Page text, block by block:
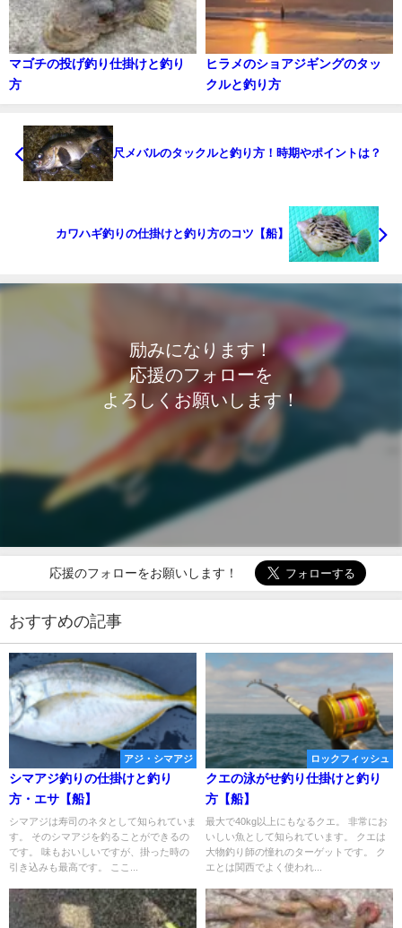
マゴチの投げ釣り仕掛けと釣り
方
ヒラメのショアジギングのタッ
クルと釣り方
尺メバルのタックルと釣り方！時期やポイントは？
カワハギ釣りの仕掛けと釣り方のコツ【船】
励みになります！
応援のフォローを
よろしくお願いします！
応援のフォローをお願いします！
おすすめの記事
アジ・シマアジ
シマアジ釣りの仕掛けと釣り
方・エサ【船】
シマアジは寿司のネタとして知られていま
す。 そのシマアジを釣ることができるの
です。 味もおいしいですが、掛った時の
引き込みも最高です。 ここ...
ロックフィッシュ
クエの泳がせ釣り仕掛けと釣り
方【船】
最大で40kg以上にもなるクエ。 非常にお
いしい魚として知られています。 クエは
大物釣り師の憧れのターゲットです。 ク
エとは関西でよく使われ...